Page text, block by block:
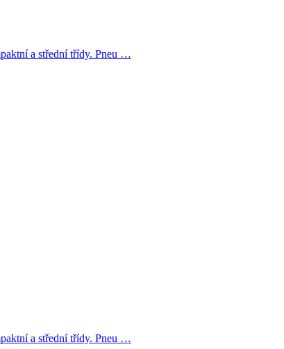
a střední třídy. Pneu …
a střední třídy. Pneu …